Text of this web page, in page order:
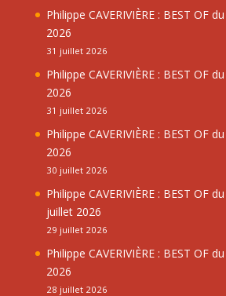
Philippe CAVERIVIÈRE : BEST OF
2026
31 juillet 2026
Philippe CAVERIVIÈRE : BEST OF
2026
31 juillet 2026
Philippe CAVERIVIÈRE : BEST OF
2026
30 juillet 2026
Philippe CAVERIVIÈRE : BEST OF
juillet 2026
29 juillet 2026
Philippe CAVERIVIÈRE : BEST OF
2026
28 juillet 2026